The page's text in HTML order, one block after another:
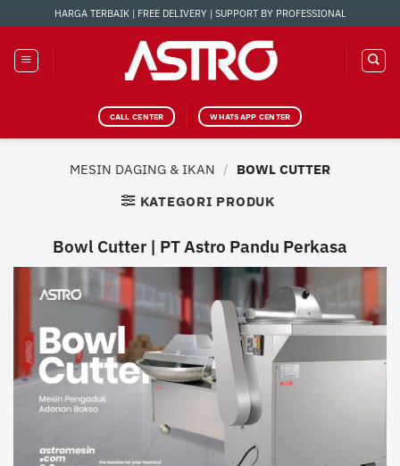
to
content
HARGA TERBAIK | FREE DELIVERY | SUPPORT BY PROFESSIONAL
CALL CENTER WHATSAPP CENTER
MESIN DAGING & IKAN / BOWL CUTTER
KATEGORI PRODUK
Bowl Cutter | PT Astro Pandu Perkasa